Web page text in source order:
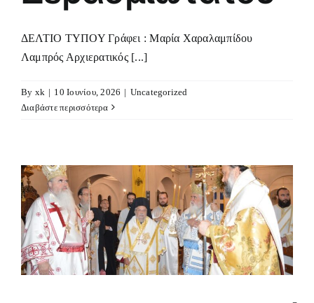
ΔΕΛΤΙΟ ΤΥΠΟΥ Γράφει : Μαρία Χαραλαμπίδου
Λαμπρός Αρχιερατικός [...]
By xk | 10 Ιουνίου, 2026 | Uncategorized
Διαβάστε περισσότερα